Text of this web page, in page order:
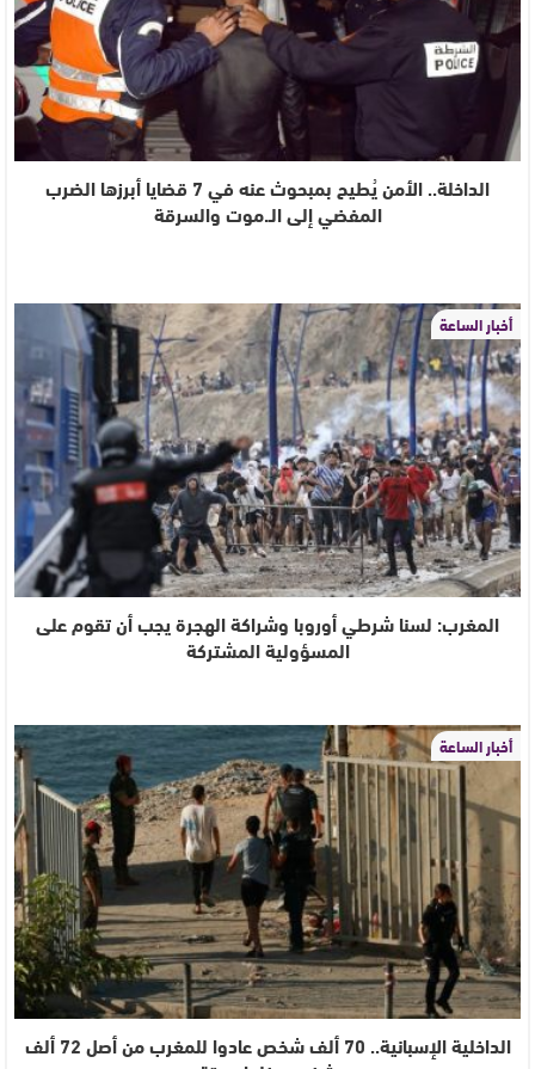
الداخلة.. الأمن يُطيح بمبحوث عنه في 7 قضايا أبرزها الضرب
المفضي إلى الـ.موت والسرقة
أخبار الساعة
المغرب: لسنا شرطي أوروبا وشراكة الهجرة يجب أن تقوم على
المسؤولية المشتركة
أخبار الساعة
الداخلية الإسبانية.. 70 ألف شخص عادوا للمغرب من أصل 72 ألف